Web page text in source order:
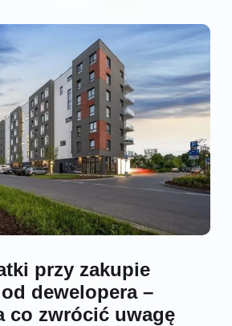
przy zakupie
dewelopera –
co zwrócić uwagę